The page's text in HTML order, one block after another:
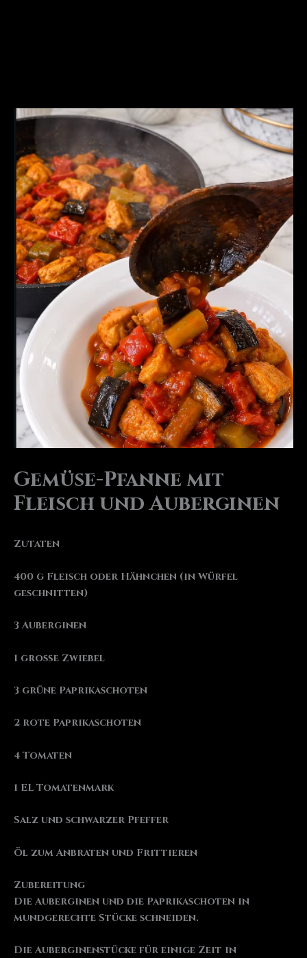
Gemüse-Pfanne mit
Fleisch und Auberginen
Zutaten
400 g Fleisch oder Hähnchen (in Würfel
geschnitten)
3 Auberginen
1 große Zwiebel
3 grüne Paprikaschoten
2 rote Paprikaschoten
4 Tomaten
1 EL Tomatenmark
Salz und schwarzer Pfeffer
Öl zum Anbraten und Frittieren
Zubereitung
Die Auberginen und die Paprikaschoten in
mundgerechte Stücke schneiden.
Die Auberginenstücke für einige Zeit in